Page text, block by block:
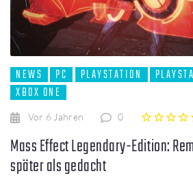
NEWS PC PLAYSTATION
XBOX ONE
Vor 6 Jahren 0
Mass Effect Legendary-Edition:
später als gedacht